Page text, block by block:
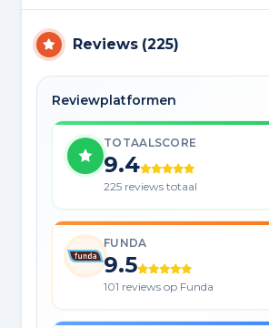
Reviews (225)
Reviewplatformen
TOTAALSCORE
9.4
225 reviews totaal
FUNDA
9.5
101 reviews op Funda